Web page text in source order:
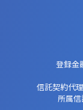
登録金
信託契約代
所属